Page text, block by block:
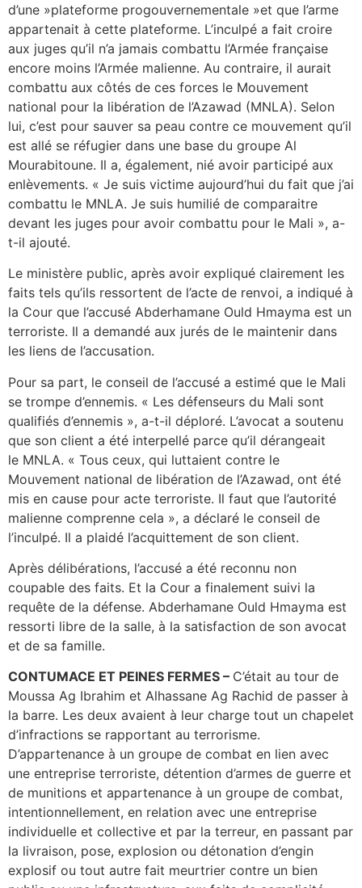
d’une »plateforme progouvernementale »et que l’arme
appartenait à cette plateforme. L’inculpé a fait croire
aux juges qu’il n’a jamais combattu l’Armée française
encore moins l’Armée malienne. Au contraire, il aurait
combattu aux côtés de ces forces le Mouvement
national pour la libération de l’Azawad (MNLA). Selon
lui, c’est pour sauver sa peau contre ce mouvement qu’il
est allé se réfugier dans une base du groupe Al
Mourabitoune. Il a, également, nié avoir participé aux
enlèvements. « Je suis victime aujourd’hui du fait que j’ai
combattu le MNLA. Je suis humilié de comparaitre
devant les juges pour avoir combattu pour le Mali », a-
t-il ajouté.
Le ministère public, après avoir expliqué clairement les
faits tels qu’ils ressortent de l’acte de renvoi, a indiqué à
la Cour que l’accusé Abderhamane Ould Hmayma est un
terroriste. Il a demandé aux jurés de le maintenir dans
les liens de l’accusation.
Pour sa part, le conseil de l’accusé a estimé que le Mali
se trompe d’ennemis. « Les défenseurs du Mali sont
qualifiés d’ennemis », a-t-il déploré. L’avocat a soutenu
que son client a été interpellé parce qu’il dérangeait
le MNLA. « Tous ceux, qui luttaient contre le
Mouvement national de libération de l’Azawad, ont été
mis en cause pour acte terroriste. Il faut que l’autorité
malienne comprenne cela », a déclaré le conseil de
l’inculpé. Il a plaidé l’acquittement de son client.
Après délibérations, l’accusé a été reconnu non
coupable des faits. Et la Cour a finalement suivi la
requête de la défense. Abderhamane Ould Hmayma est
ressorti libre de la salle, à la satisfaction de son avocat
et de sa famille.
CONTUMACE ET PEINES FERMES – C’était au tour de
Moussa Ag Ibrahim et Alhassane Ag Rachid de passer à
la barre. Les deux avaient à leur charge tout un chapelet
d’infractions se rapportant au terrorisme.
D’appartenance à un groupe de combat en lien avec
une entreprise terroriste, détention d’armes de guerre et
de munitions et appartenance à un groupe de combat,
intentionnellement, en relation avec une entreprise
individuelle et collective et par la terreur, en passant par
la livraison, pose, explosion ou détonation d’engin
explosif ou tout autre fait meurtrier contre un bien